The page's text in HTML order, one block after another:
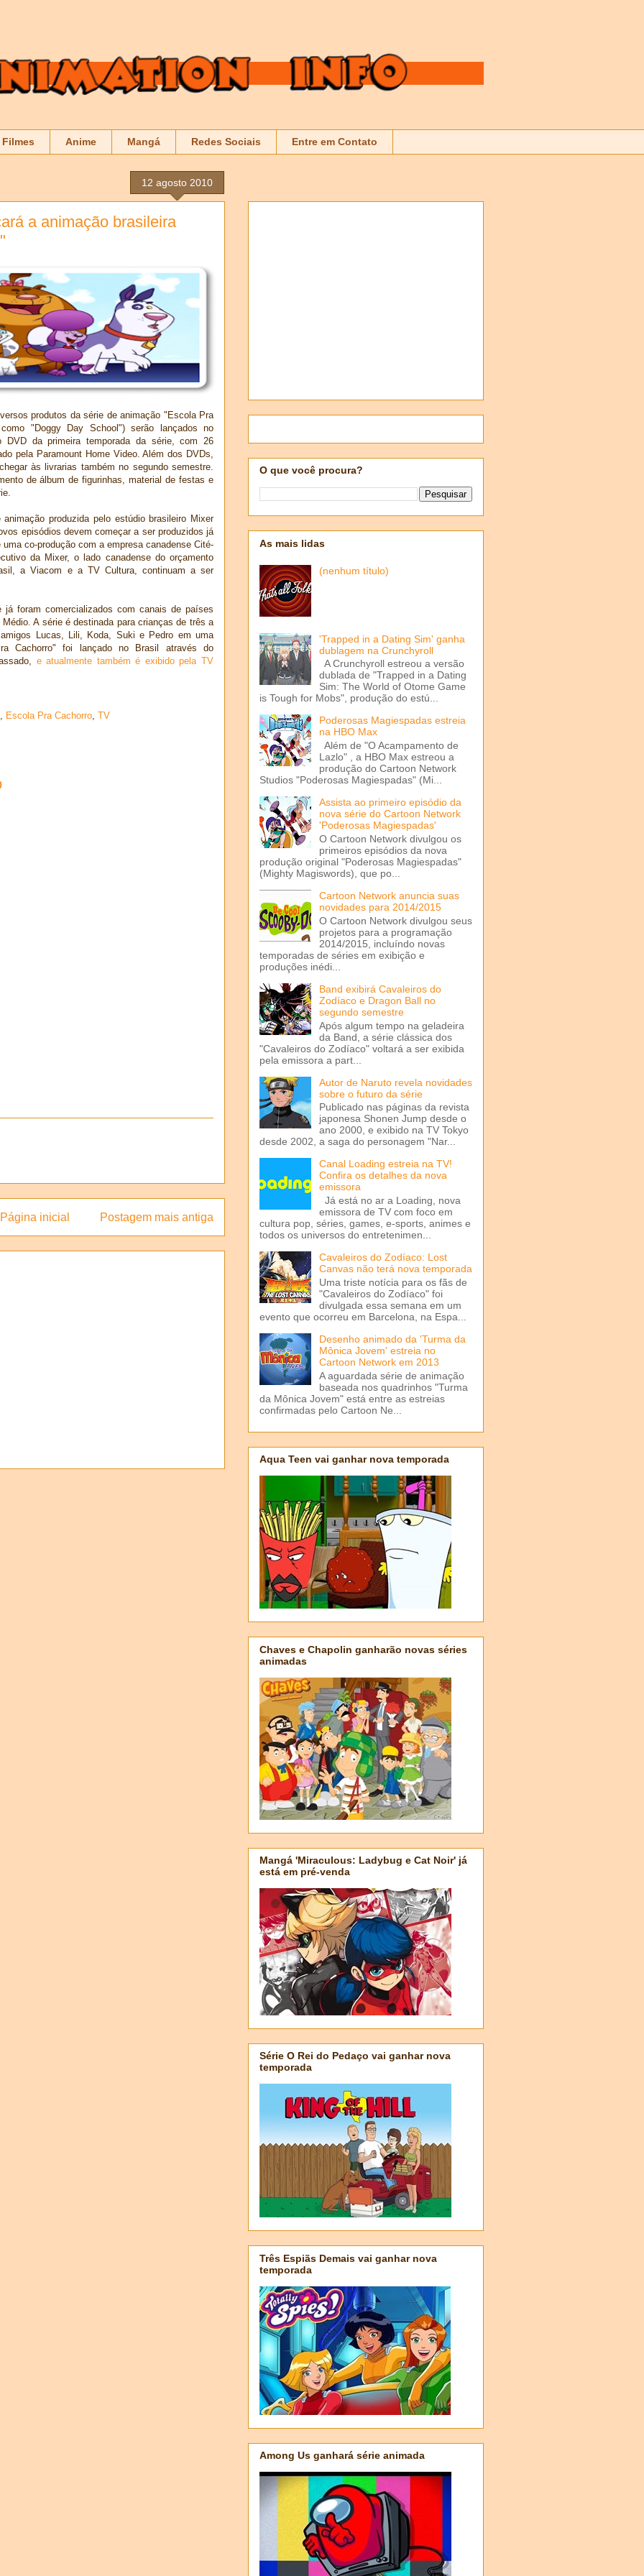
Filmes Anime Mangá Redes Sociais Entre em Contato
12 agosto 2010
a animação brasileira
produtos da série de animação "Escola Pra
"Doggy Day School") serão lançados no
DVD da primeira temporada da série, com 26
pela Paramount Home Video. Além dos DVDs,
às livrarias também no segundo semestre.
de álbum de figurinhas, material de festas e
produzida pelo estúdio brasileiro Mixer
episódios devem começar a ser produzidos já
co-produção com a empresa canadense Cité-
da Mixer, o lado canadense do orçamento
a Viacom e a TV Cultura, continuam a ser
foram comercializados com canais de países
A série é destinada para crianças de três a
Lucas, Lili, Koda, Suki e Pedro em uma
Cachorro" foi lançado no Brasil através do
e atualmente também é exibido pela TV
, Escola Pra Cachorro, TV
Postagem mais antiga
Página inicial
O que você procura?
As mais lidas
(nenhum título)
'Trapped in a Dating Sim' ganha
dublagem na Crunchyroll
A Crunchyroll estreou a versão
dublada de "Trapped in a Dating
Sim: The World of Otome Game
is Tough for Mobs", produção do estú...
Poderosas Magiespadas estreia
na HBO Max
Além de "O Acampamento de
Lazlo" , a HBO Max estreou a
produção do Cartoon Network
Studios "Poderosas Magiespadas" (Mi...
Assista ao primeiro episódio da
nova série do Cartoon Network
'Poderosas Magiespadas'
O Cartoon Network divulgou os
primeiros episódios da nova
produção original "Poderosas Magiespadas"
(Mighty Magiswords), que po...
Cartoon Network anuncia suas
novidades para 2014/2015
O Cartoon Network divulgou seus
projetos para a programação
2014/2015, incluíndo novas
temporadas de séries em exibição e
produções inédi...
Band exibirá Cavaleiros do
Zodíaco e Dragon Ball no
segundo semestre
Após algum tempo na geladeira
da Band, a série clássica dos
"Cavaleiros do Zodíaco" voltará a ser exibida
pela emissora a part...
Autor de Naruto revela novidades
sobre o futuro da série
Publicado nas páginas da revista
japonesa Shonen Jump desde o
ano 2000, e exibido na TV Tokyo
desde 2002, a saga do personagem "Nar...
Canal Loading estreia na TV!
Confira os detalhes da nova
emissora
Já está no ar a Loading, nova
emissora de TV com foco em
cultura pop, séries, games, e-sports, animes e
todos os universos do entretenimen...
Cavaleiros do Zodíaco: Lost
Canvas não terá nova temporada
Uma triste notícia para os fãs de
"Cavaleiros do Zodíaco" foi
divulgada essa semana em um
evento que ocorreu em Barcelona, na Espa...
Desenho animado da 'Turma da
Mônica Jovem' estreia no
Cartoon Network em 2013
A aguardada série de animação
baseada nos quadrinhos "Turma
da Mônica Jovem" está entre as estreias
confirmadas pelo Cartoon Ne...
Aqua Teen vai ganhar nova temporada
Chaves e Chapolin ganharão novas séries
animadas
Mangá 'Miraculous: Ladybug e Cat Noir' já
está em pré-venda
Série O Rei do Pedaço vai ganhar nova
temporada
Três Espiãs Demais vai ganhar nova
temporada
Among Us ganhará série animada